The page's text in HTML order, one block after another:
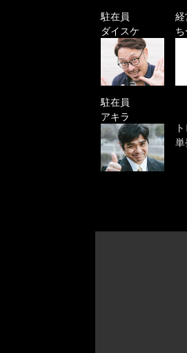
駐在員
ダイスケ
駐在員
アキラ
単